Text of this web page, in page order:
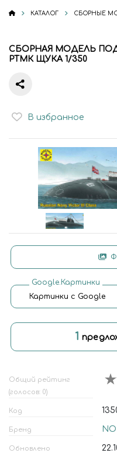
КАТАЛОГ СБОРНЫЕ
СБОРНАЯ МОДЕЛЬ
РТМК ЩУКА 1/350
В избранное
Google.Картинки
Картинки с Google
1
Общий рейтинг
(голосов: 0)
Код
Бренд
Обновлено